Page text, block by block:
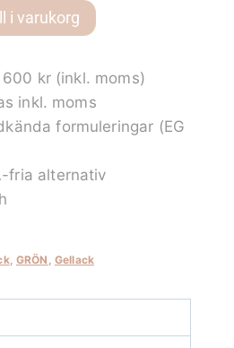
i varukorg
kr (inkl. moms)
inkl. moms
formuleringar (EG
fria alternativ
, GRÖN , Gellack